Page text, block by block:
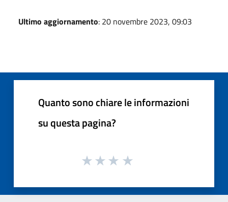
Ultimo aggiornamento: 20 novembre 2023, 09:03
Quanto sono chiare le informazioni
su questa pagina?